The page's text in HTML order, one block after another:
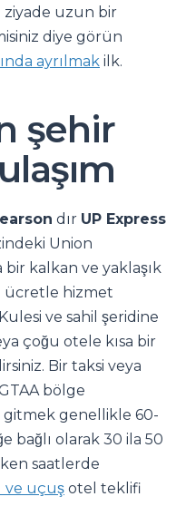
ziyade uzun bir
diye görün
ayrılmak ilk.
şehir
dır UP Express
Union
bir kalkan ve yaklaşık
ücretle hizmet
ve sahil şeridine
çoğu otele kısa bir
Bir taksi veya
bölge
gitmek genellikle 60-
bağlı olarak 30 ila 50
saatlerde
ve uçuş otel teklifi